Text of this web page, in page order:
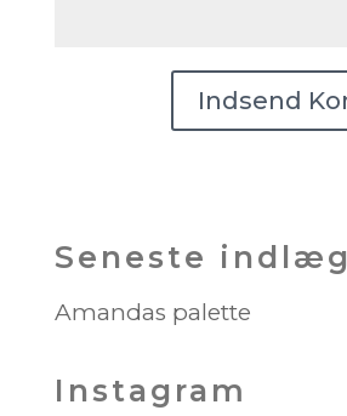
Seneste indlæg
Amandas palette
Instagram